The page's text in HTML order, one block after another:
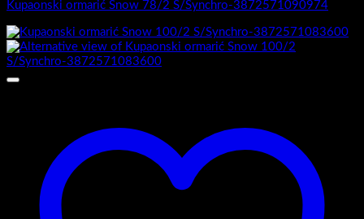
Kupaonski ormarić Snow 78/2 S/Synchro-3872571090974